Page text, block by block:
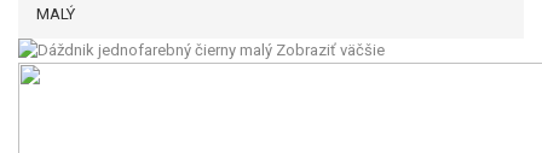
MALÝ
Zobraziť väčšie